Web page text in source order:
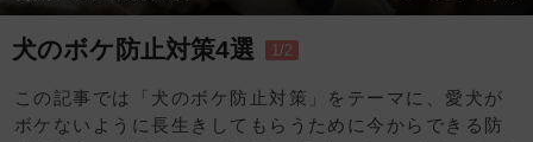
犬のボケ防止対策4選 1/2
この記事では「犬のボケ防止対策」をテーマに、愛犬が
ボケないように長生きしてもらうために今からできる防